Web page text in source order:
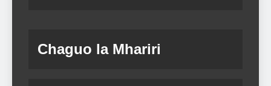
Chaguo la Mhariri